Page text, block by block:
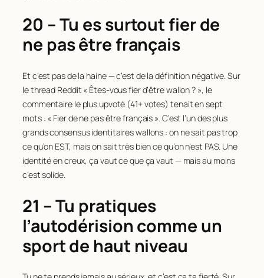
20 – Tu es surtout fier de
ne pas être français
Et c’est pas de la haine — c’est de la définition négative. Sur
le thread Reddit « Êtes-vous fier d’être wallon ? », le
commentaire le plus upvoté (41+ votes) tenait en sept
mots : « Fier de ne pas être français ». C’est l’un des plus
grands consensus identitaires wallons : on ne sait pas trop
ce qu’on EST, mais on sait très bien ce qu’on n’est PAS. Une
identité en creux, ça vaut ce que ça vaut — mais au moins
c’est solide.
21 – Tu pratiques
l’autodérision comme un
sport de haut niveau